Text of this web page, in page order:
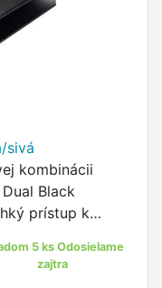
sivá
kombinácii
Black
prístup k
5 ks Odosielame
zajtra